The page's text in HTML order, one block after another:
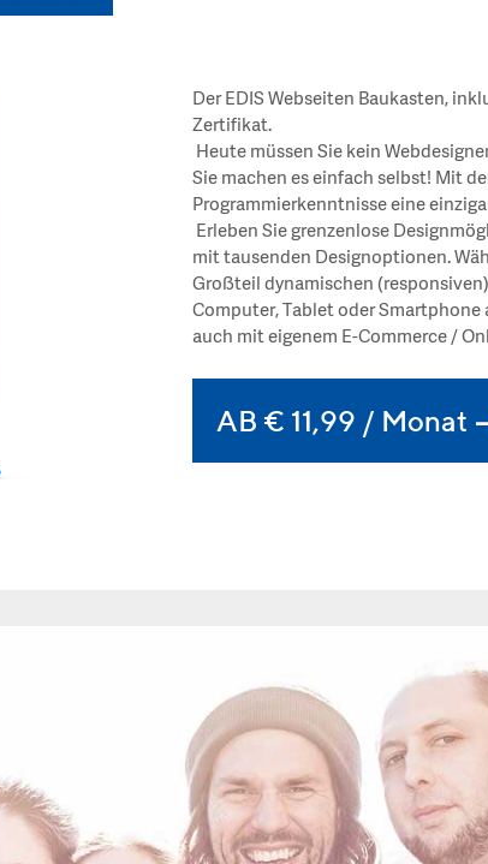
Der EDIS Webseiten Baukasten,
Zertifikat.
Heute müssen Sie kein
Sie machen es einfach selbst! Mit
Programmierkenntnisse eine
Erleben Sie grenzenlose
mit tausenden Designoptionen.
Großteil dynamischen
Computer, Tablet oder
auch mit eigenem E-Commerce /
AB € 11,99 / Monat